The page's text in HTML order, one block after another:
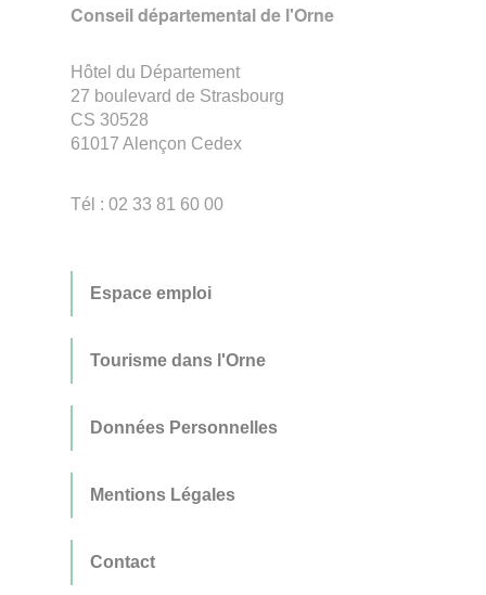
Conseil départemental de l'Orne
Hôtel du Département
27 boulevard de Strasbourg
CS 30528
61017 Alençon Cedex
Tél : 02 33 81 60 00
Espace emploi
Tourisme dans l'Orne
Données Personnelles
Mentions Légales
Contact